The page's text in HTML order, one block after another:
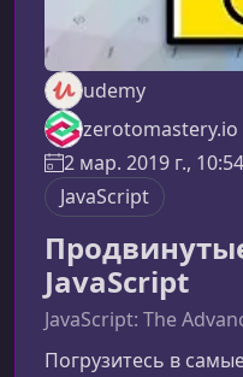
udemy
zerotomastery.io
2 мар. 2019 г., 10:54
JavaScript
JavaScript
JavaScript: The
Погрузитесь в